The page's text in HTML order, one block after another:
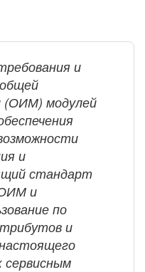
и
(ОИМ) модулей
и
стандарт
и
по
и